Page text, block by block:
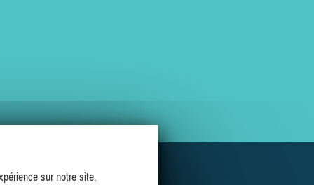
sur notre site.